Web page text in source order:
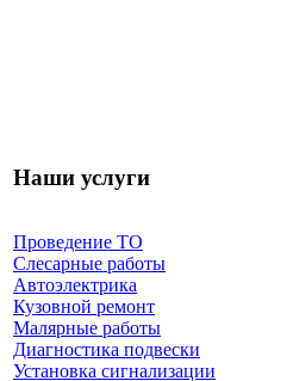
Наши услуги
Проведение ТО
Слесарные работы
Автоэлектрика
Кузовной ремонт
Малярные работы
Диагностика подвески
Установка сигнализации